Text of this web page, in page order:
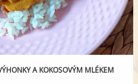
A KOKOSOVÝM MLÉKEM